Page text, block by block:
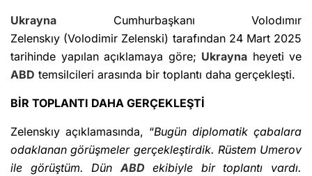
Ukrayna Cumhurbaşkanı Volodımır
Zelenskıy (Volodimir Zelenski) tarafından 24 Mart 2025
tarihinde yapılan açıklamaya göre; Ukrayna heyeti ve
ABD temsilcileri arasında bir toplantı daha gerçekleşti.
BİR TOPLANTI DAHA GERÇEKLEŞTİ
Zelenskıy açıklamasında, “Bugün diplomatik çabalara
odaklanan görüşmeler gerçekleştirdik. Rüstem Umerov
ile görüştüm. DünABDekibiyle bir toplantı vardı.